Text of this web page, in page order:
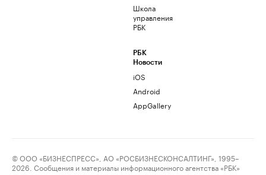
Школа
управления
РБК
РБК
Новости
iOS
Android
AppGallery
© ООО «БИЗНЕСПРЕСС», АО «РОСБИЗНЕСКОНСАЛТИНГ», 1995–
2026. Сообщения и материалы информационного агентства «РБК»